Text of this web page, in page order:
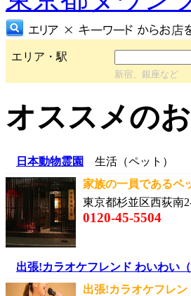
エリア・駅
新宿、銀座など
オススメの
日本動物霊園
生活（ペット）
家族の一員である
東京都杉並区西荻南
0120-45-5504
出張!カラオケフレンド わいわい（
出張!カラオケフレ